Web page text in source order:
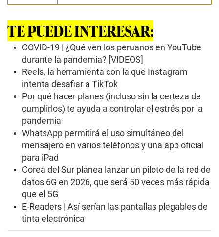
TE PUEDE INTERESAR:
COVID-19 | ¿Qué ven los peruanos en YouTube
durante la pandemia? [VIDEOS]
Reels, la herramienta con la que Instagram
intenta desafiar a TikTok
Por qué hacer planes (incluso sin la certeza de
cumplirlos) te ayuda a controlar el estrés por la
pandemia
WhatsApp permitirá el uso simultáneo del
mensajero en varios teléfonos y una app oficial
para iPad
Corea del Sur planea lanzar un piloto de la red de
datos 6G en 2026, que será 50 veces más rápida
que el 5G
E-Readers | Así serían las pantallas plegables de
tinta electrónica